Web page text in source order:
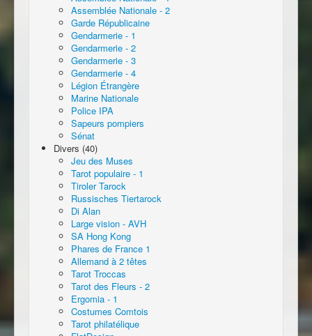
Assemblée Nationale - 2
Garde Républicaine
Gendarmerie - 1
Gendarmerie - 2
Gendarmerie - 3
Gendarmerie - 4
Légion Étrangère
Marine Nationale
Police IPA
Sapeurs pompiers
Sénat
Divers (40)
Jeu des Muses
Tarot populaire - 1
Tiroler Tarock
Russisches Tiertarock
Di Alan
Large vision - AVH
SA Hong Kong
Phares de France 1
Allemand à 2 têtes
Tarot Troccas
Tarot des Fleurs - 2
Ergomia - 1
Costumes Comtois
Tarot philatélique